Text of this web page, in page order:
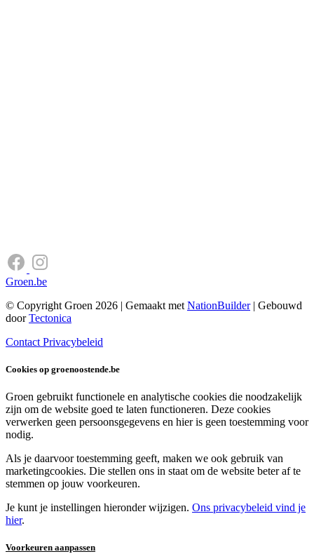
Groen.be
© Copyright Groen 2026 | Gemaakt met NationBuilder| Gebouwd
doorTectonica
Contact Privacybeleid
Cookies op groenoostende.be
Groen gebruikt functionele en analytische cookies die noodzakelijk
zijn om de website goed te laten functioneren. Deze cookies
verwerken geen persoonsgegevens en hier is geen toestemming voor
nodig.
Als je daarvoor toestemming geeft, maken we ook gebruik van
marketingcookies. Die stellen ons in staat om de website beter af te
stemmen op jouw voorkeuren.
Je kunt je instellingen hieronder wijzigen. Ons privacybeleid vind je
hier.
Voorkeuren aanpassen